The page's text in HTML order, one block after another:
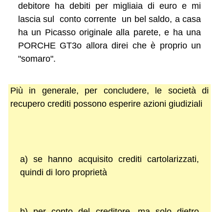
debitore ha debiti per migliaia di euro e mi
lascia sul conto corrente un bel saldo, a casa
ha un Picasso originale alla parete, e ha una
PORCHE GT3o allora direi che è proprio un
"somaro".
Più in generale, per concludere, le società di
recupero crediti possono esperire azioni giudiziali
a) se hanno acquisito crediti cartolarizzati,
quindi di loro proprietà